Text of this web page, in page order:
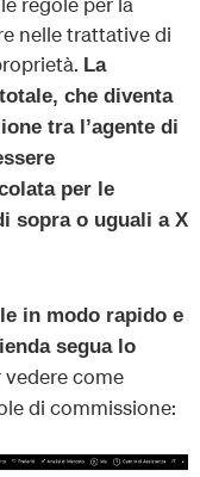
nelle trattative di
La
che diventa
tra l’agente di
per le
sopra o uguali a X
in modo rapido e
segua lo
vedere come
di commissione: